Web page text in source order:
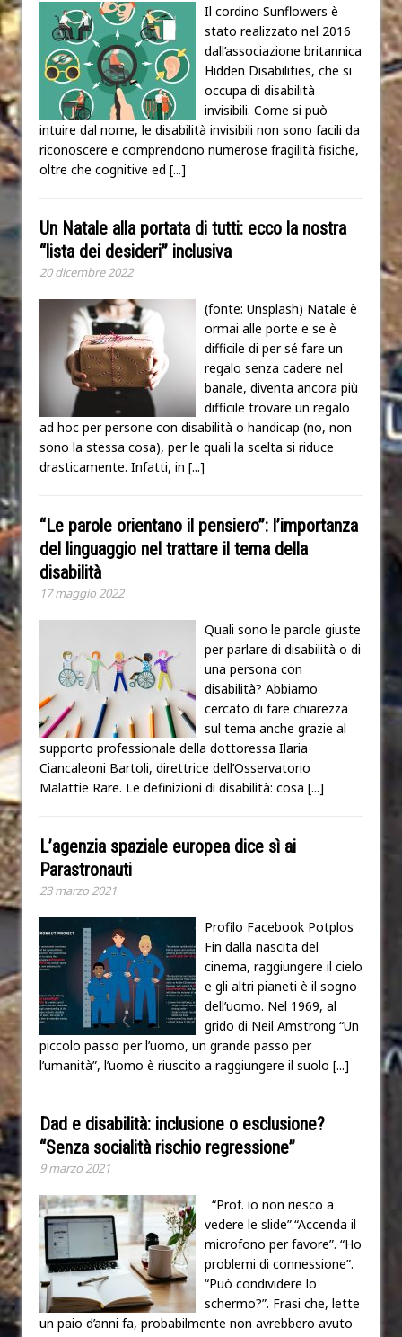
Il cordino Sunflowers è
stato realizzato nel 2016
dall’associazione britannica
Hidden Disabilities, che si
occupa di disabilità
invisibili. Come si può
intuire dal nome, le disabilità invisibili non sono facili da
riconoscere e comprendono numerose fragilità fisiche,
oltre che cognitive ed [...]
Un Natale alla portata di tutti: ecco la nostra
“lista dei desideri” inclusiva
20 dicembre 2022
(fonte: Unsplash) Natale è
ormai alle porte e se è
difficile di per sé fare un
regalo senza cadere nel
banale, diventa ancora più
difficile trovare un regalo
ad hoc per persone con disabilità o handicap (no, non
sono la stessa cosa), per le quali la scelta si riduce
drasticamente. Infatti, in [...]
“Le parole orientano il pensiero”: l’importanza
del linguaggio nel trattare il tema della
disabilità
17 maggio 2022
Quali sono le parole giuste
per parlare di disabilità o di
una persona con
disabilità? Abbiamo
cercato di fare chiarezza
sul tema anche grazie al
supporto professionale della dottoressa Ilaria
Ciancaleoni Bartoli, direttrice dell’Osservatorio
Malattie Rare. Le definizioni di disabilità: cosa [...]
L’agenzia spaziale europea dice sì ai
Parastronauti
23 marzo 2021
Profilo Facebook Potplos
Fin dalla nascita del
cinema, raggiungere il cielo
e gli altri pianeti è il sogno
dell’uomo. Nel 1969, al
grido di Neil Amstrong “Un
piccolo passo per l’uomo, un grande passo per
l’umanità”, l’uomo è riuscito a raggiungere il suolo [...]
Dad e disabilità: inclusione o esclusione?
“Senza socialità rischio regressione”
9 marzo 2021
“Prof. io non riesco a
vedere le slide”.“Accenda il
microfono per favore”. “Ho
problemi di connessione”.
“Può condividere lo
schermo?”. Frasi che, lette
un paio d’anni fa, probabilmente non avrebbero avuto